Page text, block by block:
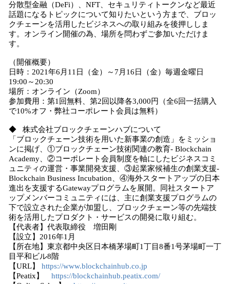
分散型金融（DeFi）、NFT、セキュリティトークンなど最近
話題になるトピックについて知りたいという方まで、ブロッ
クチェーンを活用したビジネスへの取り組みを後押ししま
す。オンライン開催の為、場所を問わずご参加いただけま
す。
（開催概要）
日時：2021年6月11日（金）～7月16日（金）毎週金曜日
19:00～20:30
場所：オンライン（Zoom）
参加費用：第1回無料、第2回以降各3,000円（全6回一括購入
で10%オフ・弊社コーポレート会員は無料）
◆ 株式会社ブロックチェーンハブについて
「ブロックチェーン技術を用いた新事業の創造」をミッショ
ンに掲げ、①ブロックチェーン技術関連の教育- Blockchain
Academy、②コーポレート会員制度を軸にしたビジネスコミ
ュニティの運営・事業開発支援、③起業家候補生の創業支援-
Blockchain Business Incubation、④海外スタートアップの日本
進出を支援するGatewayプログラムを展開。同社スタートア
ップメンバーコミュニティには、主に創業支援プログラムの
下で設立された企業が加盟し、ブロックチェーン等の先端技
術を活用したプロダクト・サービスの開発に取り組む。
【代表者】代表取締役 増田剛
【設立】2016年1月
【所在地】東京都中央区日本橋茅場町1丁目8番1号茅場町一丁
目平和ビル8階
【URL】 https://www.blockchainhub.co.jp
【Peatix】 https://blockchainhub.peatix.com/